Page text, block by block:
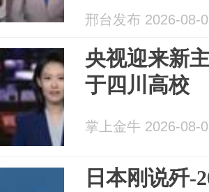
邢台发布 2026-08-
央视迎来新
于四川高校
掌上金牛 2026-08-
日本刚说歼-